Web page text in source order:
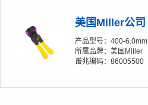
产品型号：400-6.0mm
所属品牌：美国Miller
谱兆编码：86005500